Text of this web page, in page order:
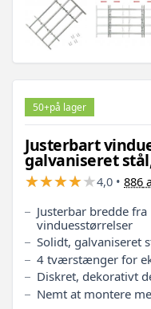
50+på lager
Justerbart
galvaniseret
★
★★
★★
★★
★★
★4,0 • 886
Justerbar bredde
vinduesstørrelser
Solidt, galvaniseret
4 tværstænger for
Diskret, dekorativt
Nemt at montere